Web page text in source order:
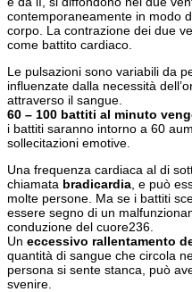
contemporaneamente in modo
corpo. La contrazione dei due
come battito cardiaco.
Le pulsazioni sono variabili da
influenzate dalla necessità
attraverso il sangue.
60 – 100 battiti al minuto
i battiti saranno intorno a 60
sollecitazioni emotive.
Una frequenza cardiaca al di
chiamata bradicardia , e può
molte persone. Ma se i battiti
essere segno di un
conduzione del cuore236.
Un eccessivo rallentamento
quantità di sangue che circola
persona si sente stanca, può
svenire.